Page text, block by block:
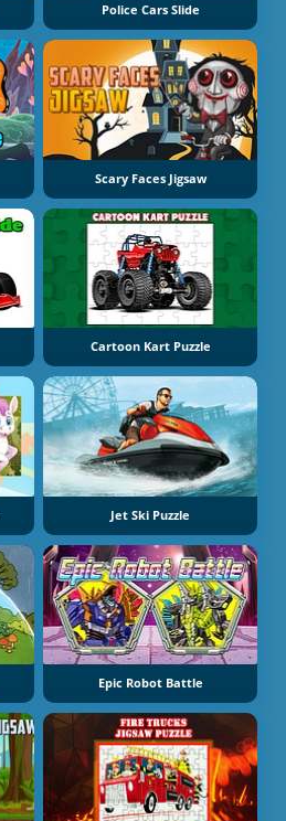
Police Cars Slide
Scary Faces Jigsaw
Cartoon Kart Puzzle
Jet Ski Puzzle
Epic Robot Battle